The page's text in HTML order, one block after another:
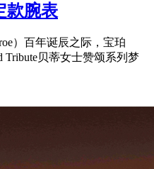
款腕表
）百年诞辰之际，宝珀
Tribute贝蒂女士赞颂系列梦